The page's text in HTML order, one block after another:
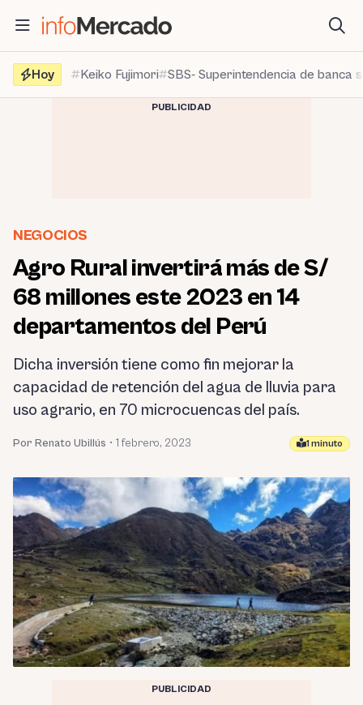
contenido
Hoy
Keiko Fujimori SBS- Superintendencia de banca
PUBLICIDAD
NEGOCIOS
Agro Rural invertirá más de S/
68 millones este 2023 en 14
departamentos del Perú
Dicha inversión tiene como fin mejorar la
capacidad de retención del agua de lluvia para
uso agrario, en 70 microcuencas del país.
Por Renato Ubillús • 1 febrero, 2023 1 minuto
PUBLICIDAD